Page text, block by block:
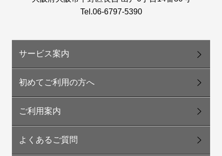
Tel.06-6797-5390
サービス案内
初めてご利用の方へ
ご利用案内
よくあるご質問